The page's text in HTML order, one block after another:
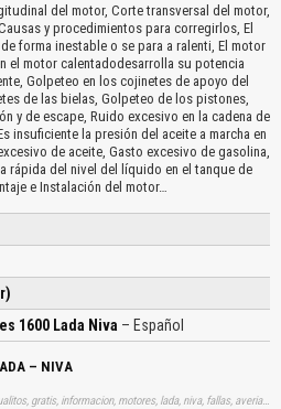
del motor, Corte transversal del motor,
y procedimientos para corregirlos, El
forma inestable o se para a ralenti, El motor
el motor calentadodesarrolla su potencia
Golpeteo en los cojinetes de apoyo del
de las bielas, Golpeteo de los pistones,
y de escape, Ruido excesivo en la cadena de
insuficiente la presión del aceite a marcha en
de aceite, Gasto excesivo de gasolina,
rápida del nivel del líquido en el tanque de
e Instalación del motor…
1600 Lada Niva – Español
– NIVA
Tags: manual, instrucciones, manuales, manualitos, gratis, informacion, motores, lada, niva, fallas, averias, automovil, vehiculo, aprender, descargas